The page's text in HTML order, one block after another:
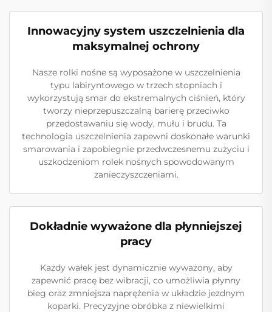
Innowacyjny system uszczelnienia dla
maksymalnej ochrony
Nasze rolki nośne są wyposażone w uszczelnienia
typu labiryntowego w trzech stopniach i
wykorzystują smar do ekstremalnych ciśnień, który
tworzy nieprzepuszczalną barierę przeciwko
przedostawaniu się wody, mułu i brudu. Ta
technologia uszczelnienia zapewni doskonałe warunki
smarowania i zapobiegnie przedwczesnemu zużyciu i
uszkodzeniom rolek nośnych spowodowanym
zanieczyszczeniami.
Dokładnie wyważone dla płynniejszej
pracy
Każdy wałek jest dynamicznie wyważony, aby
zapewnić pracę bez wibracji, co umożliwia płynny
bieg oraz zmniejsza naprężenia w układzie jezdnym
koparki. Precyzyjne obróbka z niewielkimi